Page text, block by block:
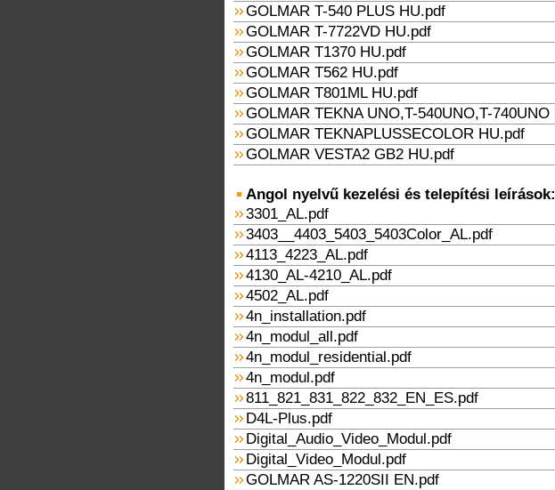
GOLMAR T-540 PLUS HU.pdf
GOLMAR T-7722VD HU.pdf
GOLMAR T1370 HU.pdf
GOLMAR T562 HU.pdf
GOLMAR T801ML HU.pdf
GOLMAR TEKNA UNO,T-540UNO,T-740UNO
GOLMAR TEKNAPLUSSECOLOR HU.pdf
GOLMAR VESTA2 GB2 HU.pdf
Angol nyelvű kezelési és telepítési leírások:
3301_AL.pdf
3403__4403_5403_5403Color_AL.pdf
4113_4223_AL.pdf
4130_AL-4210_AL.pdf
4502_AL.pdf
4n_installation.pdf
4n_modul_all.pdf
4n_modul_residential.pdf
4n_modul.pdf
811_821_831_822_832_EN_ES.pdf
D4L-Plus.pdf
Digital_Audio_Video_Modul.pdf
Digital_Video_Modul.pdf
GOLMAR AS-1220SII EN.pdf